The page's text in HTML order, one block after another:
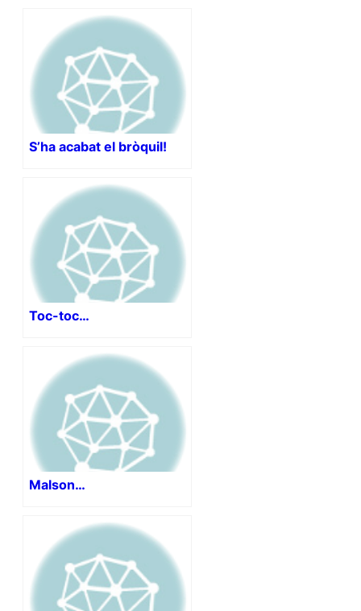
S’ha acabat el bròquil!
Toc-toc…
Malson…